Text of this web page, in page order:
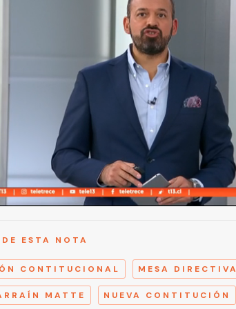
ESTA NOTA
CONTITUCIONAL MESA DIRECTIVA
MATTE NUEVA CONTITUCIÓN